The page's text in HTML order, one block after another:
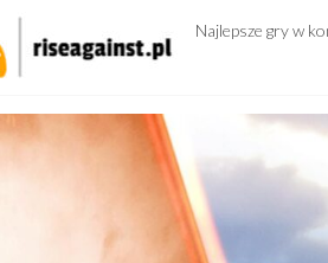
Najlepsze gry w